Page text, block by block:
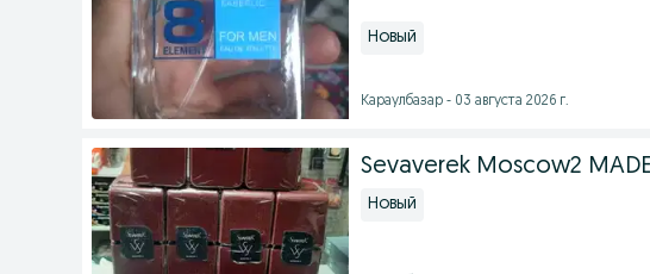
Новый
Караулбазар - 03 августа 2026 г.
Sevaverek Moscow2 MADE
Новый